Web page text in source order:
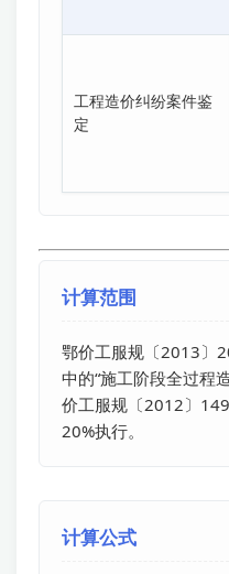
工程造价纠纷案件鉴
定
计算范围
鄂价工服规〔2013〕
中的“施工阶段全过程
价工服规〔2012〕
20%执行。
计算公式